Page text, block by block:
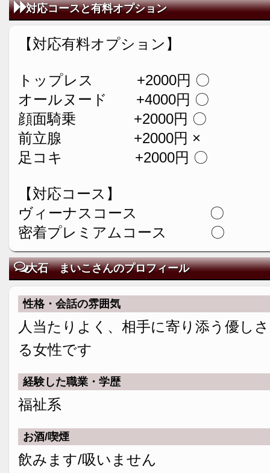
対応コースと有料オプション
【対応有料オプション】
トップレス +2000円 〇
オールヌード +4000円 〇
顔面騎乗 +2000円 〇
前立腺 +2000円 ×
足コキ +2000円 〇
【対応コース】
ヴィーナスコース 〇
密着プレミアムコース 〇
大石 まいこさんのプロフィール
性格・会話の雰囲気
人当たりよく、相手に寄り添う優し
る女性です
経験した職業・学歴
福祉系
お酒/喫煙
飲みます/吸いません